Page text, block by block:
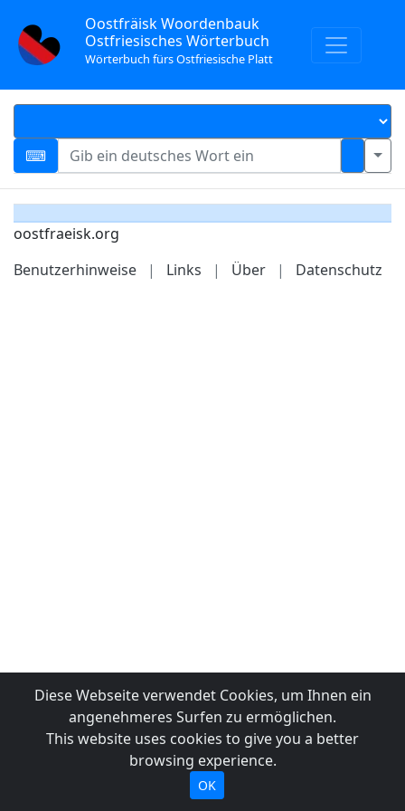
Oostfräisk Woordenbauk
Ostfriesisches Wörterbuch
Wörterbuch fürs Ostfriesische Platt
oostfraeisk.org
Benutzerhinweise
| Links | Über | Datenschutz
Diese Webseite verwendet Cookies, um Ihnen ein
angenehmeres Surfen zu ermöglichen.
This website uses cookies to give you a better
browsing experience.
OK